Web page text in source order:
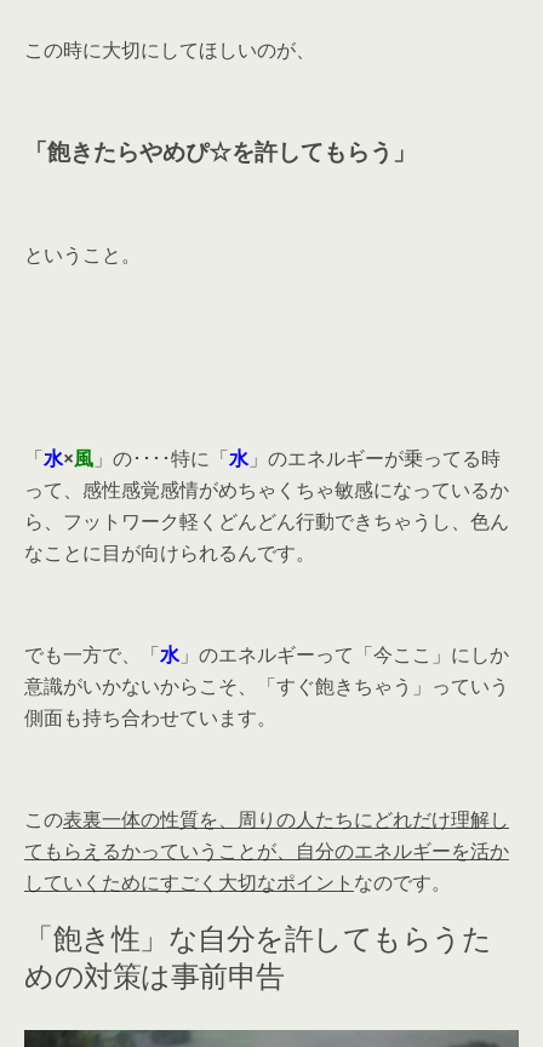
この時に大切にしてほしいのが、
「飽きたらやめぴ☆を許してもらう」
ということ。
「水×風 」の････特に「水」のエネルギーが乗ってる時
って、感性感覚感情がめちゃくちゃ敏感になっているか
ら、フットワーク軽くどんどん行動できちゃうし、色ん
なことに目が向けられるんです。
でも一方で、「水」のエネルギーって「今ここ」にしか
意識がいかないからこそ、「すぐ飽きちゃう」っていう
側面も持ち合わせています。
この表裏一体の性質を、周りの人たちにどれだけ理解し
てもらえるかっていうことが、自分のエネルギーを活か
していくためにすごく大切なポイント なのです。
「飽き性」な自分を許してもらうた
めの対策は事前申告